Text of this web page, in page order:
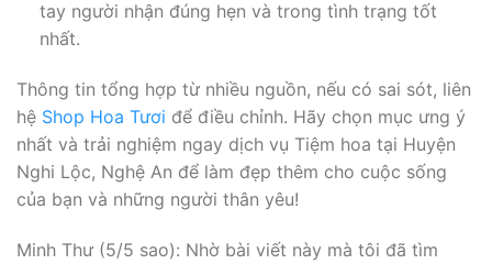
tay người nhận đúng hẹn và trong tình trạng tốt
nhất.
Thông tin tổng hợp từ nhiều nguồn, nếu có sai sót, liên
hệ Shop Hoa Tươi để điều chỉnh. Hãy chọn mục ưng ý
nhất và trải nghiệm ngay dịch vụ Tiệm hoa tại Huyện
Nghi Lộc, Nghệ An để làm đẹp thêm cho cuộc sống
của bạn và những người thân yêu!
Minh Thư (5/5 sao): Nhờ bài viết này mà tôi đã tìm